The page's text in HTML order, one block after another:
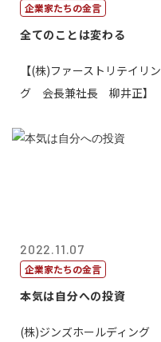
企業家たちの金言
全てのことは変わる
【(株)ファーストリテイリン
グ 会長兼社長 柳井正】
2022.11.07
企業家たちの金言
本気は自分への投資
(株)ジンズホールディング